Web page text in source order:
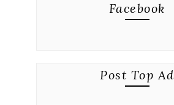
Facebook
Post Top Ad